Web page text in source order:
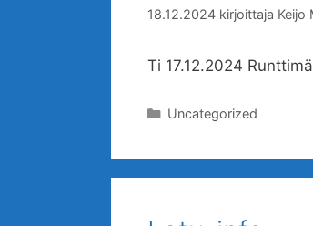
18.12.2024 kirjoittaja Keijo
Ti 17.12.2024
Kategoriat
Uncategorized